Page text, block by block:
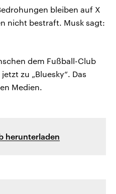
bleiben auf X
nicht bestraft. Musk sagt:
dem Fußball-Club
zu „Bluesky“. Das
Medien.
herunterladen